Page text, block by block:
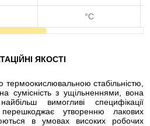
°C
ЯКОСТІ
термоокислювальною стабільністю,
сумісність з ущільненнями, вона
вимогливі специфікації
утворенню лакових
в умовах високих робочих